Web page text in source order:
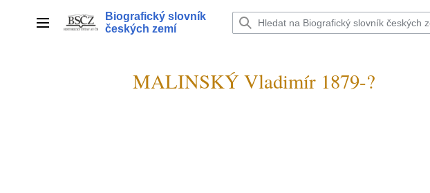
Hlavní menu
Biografický slovník
českých zemí
MALINSKÝ Vladimír 1879-?